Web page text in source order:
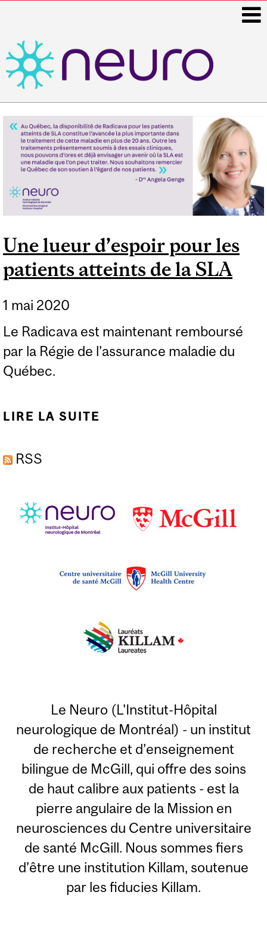
navigation
Une lueur d’espoir pour les
patients atteints de la SLA
1 mai 2020
Le Radicava est maintenant remboursé
par la Régie de l’assurance maladie du
Québec.
LIRE LA SUITE
RSS
Le Neuro (L'Institut-Hôpital
neurologique de Montréal) - un institut
de recherche et d’enseignement
bilingue de McGill, qui offre des soins
de haut calibre aux patients - est la
pierre angulaire de la Mission en
neurosciences du Centre universitaire
de santé McGill. Nous sommes fiers
d’être une institution Killam, soutenue
par les fiducies Killam.